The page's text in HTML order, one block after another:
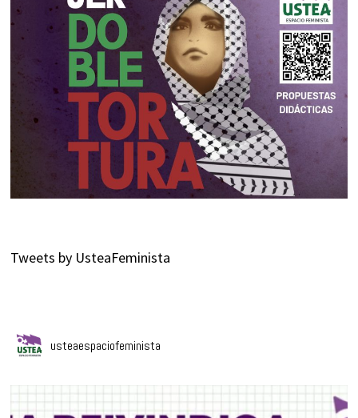
Tweets by UsteaFeminista
usteaespaciofeminista